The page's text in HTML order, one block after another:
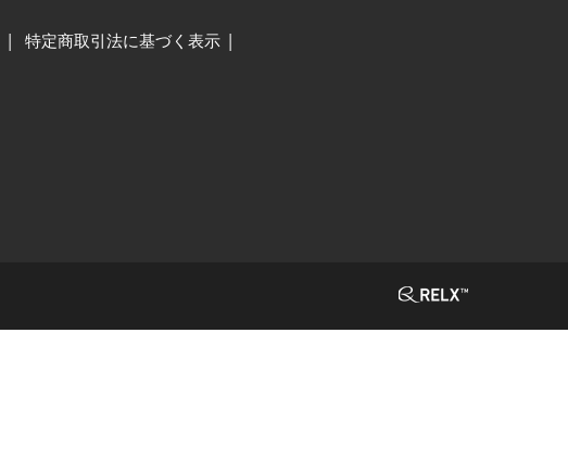
特定商取引法に基づく表示